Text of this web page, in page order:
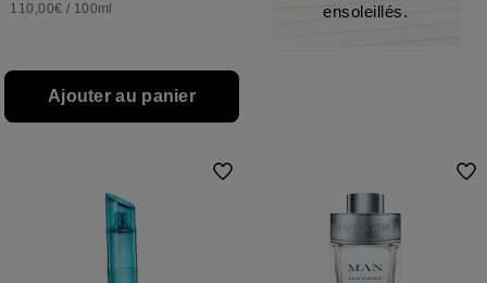
110,00€ / 100ml
Ajouter au panier
ensoleillés.